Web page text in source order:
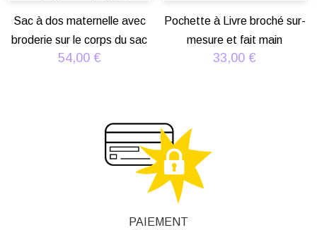
Sac à dos maternelle avec
broderie sur le corps du sac
54,00 €
Pochette à Livre broché sur-
mesure et fait main
33,00 €
PAIEMENT